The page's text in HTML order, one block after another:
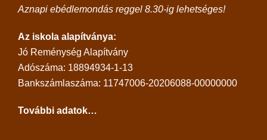
Aznapi ebédlemondás reggel 8.30-ig lehetséges!
Az iskola alapítványa:
Jó Reménység Alapítvány
Adószáma: 18894934-1-13
Bankszámlaszáma: 11747006-20206088-00000000
További adatok…